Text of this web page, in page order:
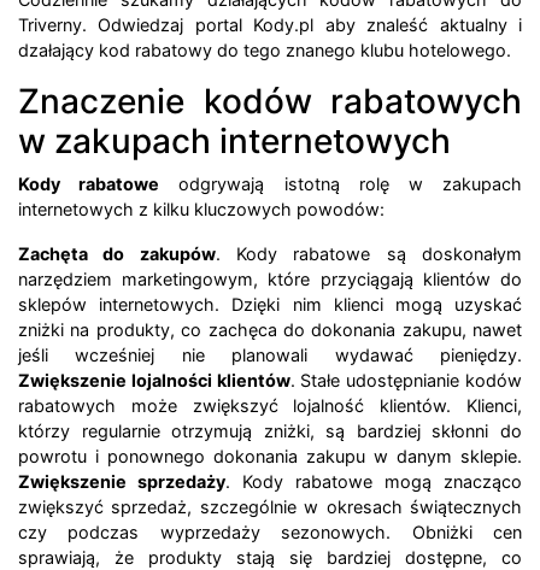
Triverny. Odwiedzaj portal Kody.pl aby znaleść aktualny i
dzałający kod rabatowy do tego znanego klubu hotelowego.
Znaczenie kodów rabatowych
w zakupach internetowych
Kody rabatowe odgrywają istotną rolę w zakupach
internetowych z kilku kluczowych powodów:
Zachęta do zakupów. Kody rabatowe są doskonałym
narzędziem marketingowym, które przyciągają klientów do
sklepów internetowych. Dzięki nim klienci mogą uzyskać
zniżki na produkty, co zachęca do dokonania zakupu, nawet
jeśli wcześniej nie planowali wydawać pieniędzy.
Zwiększenie lojalności klientów. Stałe udostępnianie kodów
rabatowych może zwiększyć lojalność klientów. Klienci,
którzy regularnie otrzymują zniżki, są bardziej skłonni do
powrotu i ponownego dokonania zakupu w danym sklepie.
Zwiększenie sprzedaży. Kody rabatowe mogą znacząco
zwiększyć sprzedaż, szczególnie w okresach świątecznych
czy podczas wyprzedaży sezonowych. Obniżki cen
sprawiają, że produkty stają się bardziej dostępne, co